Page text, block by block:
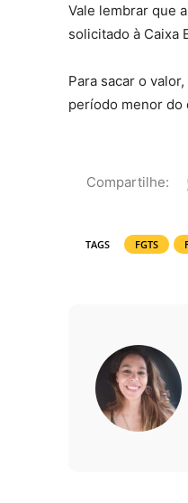
Vale lembrar que
solicitado à Caixa
Para sacar o
período menor do
Compartilhe:
TAGS FGTS